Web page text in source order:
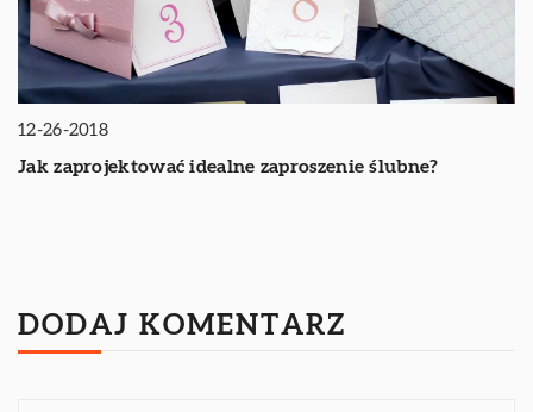
12-26-2018
Jak zaprojektować idealne zaproszenie ślubne?
DODAJ KOMENTARZ